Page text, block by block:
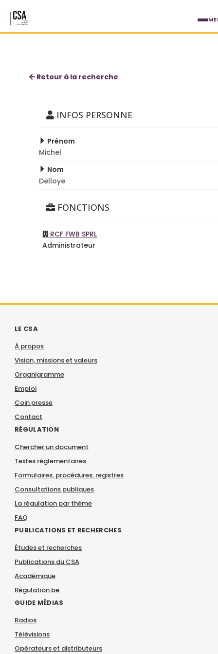
Michel Delloye
Retour à la recherche
INFOS PERSONNE
Prénom
Michel
Nom
Delloye
FONCTIONS
RCF FWB SPRL
Administrateur
LE CSA
À propos
Vision, missions et valeurs
Organigramme
Emploi
Coin presse
Contact
RÉGULATION
Chercher un document
Textes réglementaires
Formulaires, procédures, registres
Consultations publiques
La régulation par thème
FAQ
PUBLICATIONS ET RECHERCHES
Études et recherches
Publications du CSA
Académique
Régulation.be
GUIDE MÉDIAS
Radios
Télévisions
Opérateurs et distributeurs